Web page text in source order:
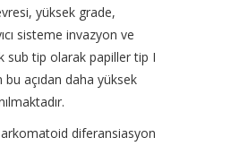
yüksek grade,
sisteme invazyon ve
sub tip olarak papiller tip I
bu açıdan daha yüksek
diferansiasyon